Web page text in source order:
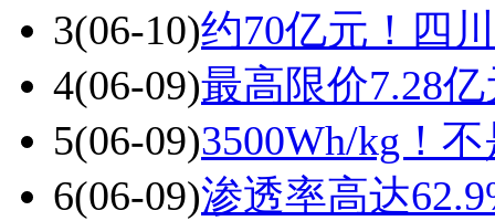
3(06-10)约70亿元！四
4(06-09)最高限价7.28
5(06-09)3500Wh/kg！
6(06-09)渗透率高达